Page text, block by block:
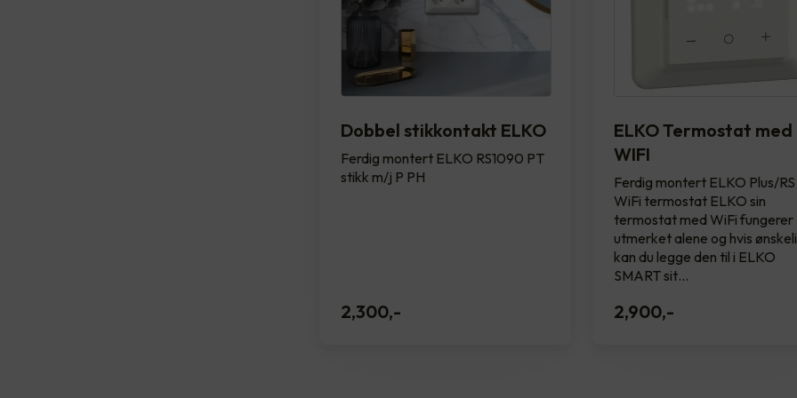
Dobbel stikkontakt ELKO
Ferdig montert ELKO RS1090 PT
stikk m/j P PH
2,300,-
ELKO Termostat med
WIFI
Ferdig montert ELKO Plus/RS
WiFi termostat ELKO sin
termostat med WiFi fungerer
utmerket alene og hvis
kan du legge den til i ELKO
SMART sit…
2,900,-